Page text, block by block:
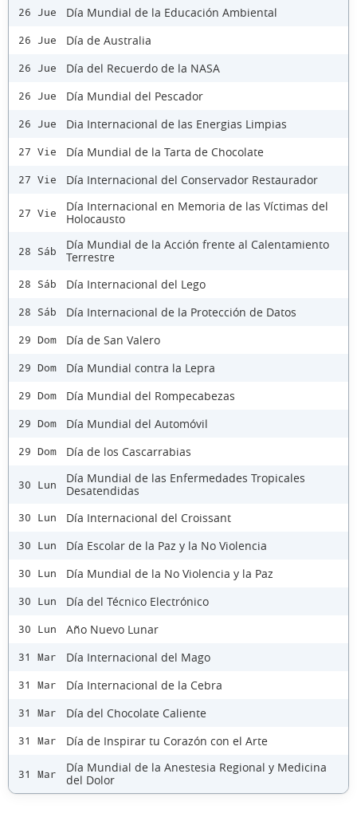
26 Jue Día Mundial de la Educación Ambiental
26 Jue Día de Australia
26 Jue Día del Recuerdo de la NASA
26 Jue Día Mundial del Pescador
26 Jue Dia Internacional de las Energias Limpias
27 Vie Día Mundial de la Tarta de Chocolate
27 Vie Día Internacional del Conservador Restaurador
27 Vie
Día Internacional en Memoria de las Víctimas del
Holocausto
28 Sáb
Día Mundial de la Acción frente al Calentamiento
Terrestre
28 Sáb Día Internacional del Lego
28 Sáb Día Internacional de la Protección de Datos
29 Dom Día de San Valero
29 Dom Día Mundial contra la Lepra
29 Dom Día Mundial del Rompecabezas
29 Dom Día Mundial del Automóvil
29 Dom Día de los Cascarrabias
30 Lun
Día Mundial de las Enfermedades Tropicales
Desatendidas
30 Lun Día Internacional del Croissant
30 Lun Día Escolar de la Paz y la No Violencia
30 Lun Día Mundial de la No Violencia y la Paz
30 Lun Día del Técnico Electrónico
30 Lun Año Nuevo Lunar
31 Mar Día Internacional del Mago
31 Mar Día Internacional de la Cebra
31 Mar Día del Chocolate Caliente
31 Mar Día de Inspirar tu Corazón con el Arte
31 Mar
Día Mundial de la Anestesia Regional y Medicina
del Dolor